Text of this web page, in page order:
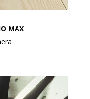
MAX